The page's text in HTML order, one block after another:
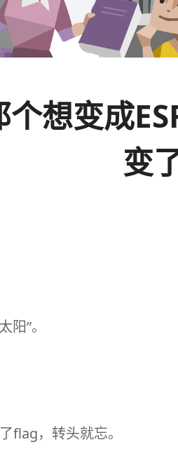
想变成
变
阳”。
flag，转头就忘。